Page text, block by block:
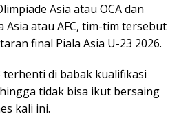
Asia atau OCA dan
Asia atau AFC, tim-tim tersebut
final Piala Asia U-23 2026.
terhenti di babak kualifikasi
tidak bisa ikut bersaing
kali ini.